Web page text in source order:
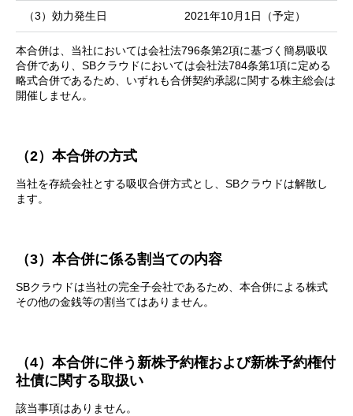
（3）効力発生日 2021年10月1日（予定）
本合併は、当社においては会社法796条第2項に基づく簡易吸収
合併であり、SBクラウドにおいては会社法784条第1項に定める
略式合併であるため、いずれも合併契約承認に関する株主総会は
開催しません。
（2）本合併の方式
当社を存続会社とする吸収合併方式とし、SBクラウドは解散し
ます。
（3）本合併に係る割当ての内容
SBクラウドは当社の完全子会社であるため、本合併による株式
その他の金銭等の割当てはありません。
（4）本合併に伴う新株予約権および新株予約権付
社債に関する取扱い
該当事項はありません。